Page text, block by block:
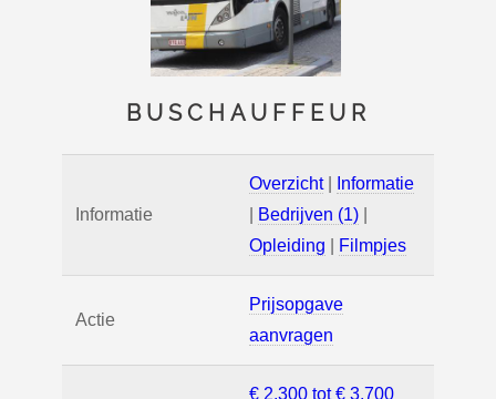
BUSCHAUFFEUR
Informatie
Overzicht|
Informatie
Bedrijven (1)
Opleiding
Filmpjes
Actie
Prijsopgave
aanvragen
€ 2.300 tot € 3.700